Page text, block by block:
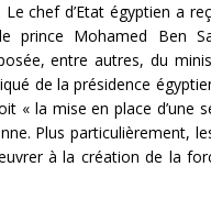
Le chef d’Etat égyptien a
prince Mohamed Ben
entre autres, du
de la présidence
« la mise en place d’une
Plus particulièrement,
à la création de la